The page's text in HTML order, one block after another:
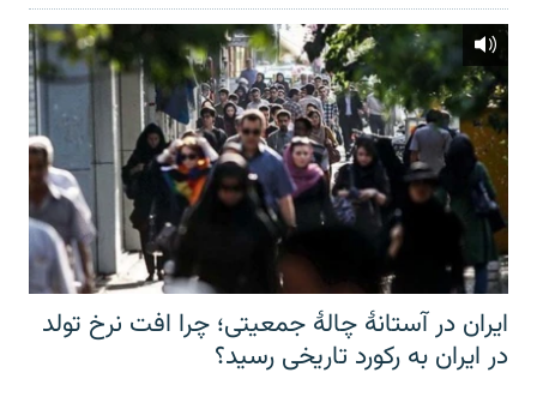
ایران در آستانهٔ چالهٔ جمعیتی؛ چرا افت نرخ تولد
در ایران به رکورد تاریخی رسید؟